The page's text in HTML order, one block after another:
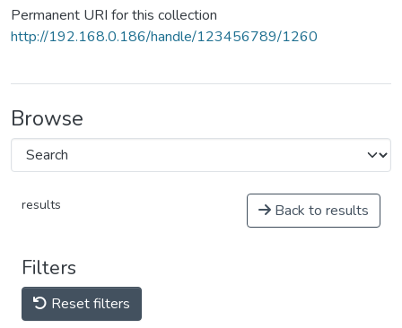
Permanent URI for this collection
http://192.168.0.186/handle/123456789/1260
Browse
results Back to results
Filters
Reset filters